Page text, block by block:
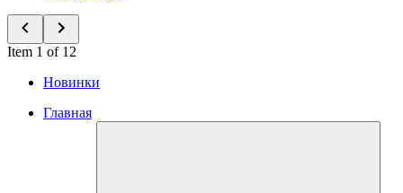
Item 1 of 12
Новинки
Главная